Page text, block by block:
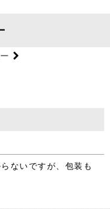
ないですが、包装も